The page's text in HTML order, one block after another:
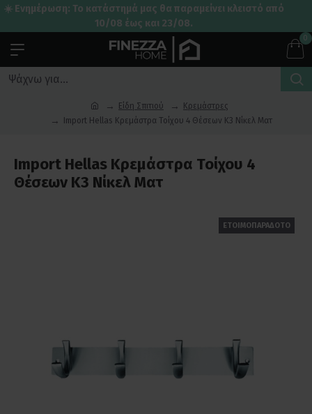
☀️ Ενημέρωση: Το κατάστημά μας θα παραμείνει κλειστό από
10/08 έως και 23/08.
0
Είδη Σπιτιού
Κρεμάστρες
Import Hellas Κρεμάστρα Τοίχου 4 Θέσεων Κ3 Νίκελ Ματ
Import Hellas Κρεμάστρα Τοίχου 4
Θέσεων Κ3 Νίκελ Ματ
ΕΤΟΙΜΟΠΑΡΑΔΟΤΟ